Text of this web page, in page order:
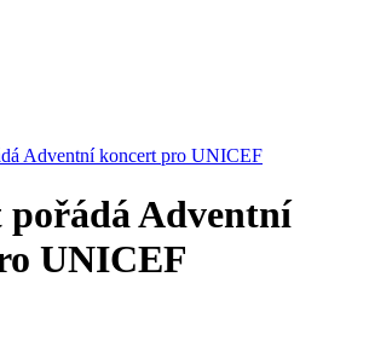
Adventní koncert pro UNICEF
Adventní
UNICEF